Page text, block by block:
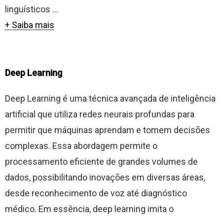
linguísticos ...
+ Saiba mais
Deep Learning
Deep Learning é uma técnica avançada de inteligência
artificial que utiliza redes neurais profundas para
permitir que máquinas aprendam e tomem decisões
complexas. Essa abordagem permite o
processamento eficiente de grandes volumes de
dados, possibilitando inovações em diversas áreas,
desde reconhecimento de voz até diagnóstico
médico. Em essência, deep learning imita o